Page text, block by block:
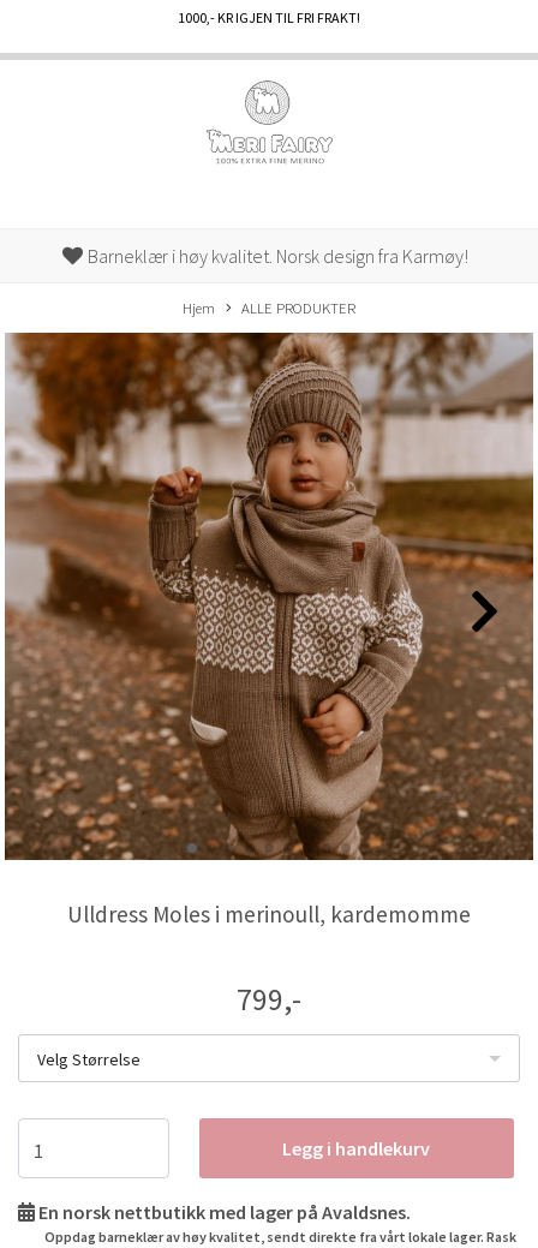
1000,- KR IGJEN TIL FRI FRAKT!
Barneklær i høy kvalitet. Norsk design fra Karmøy!
Hjem ALLE PRODUKTER
Ulldress Moles i merinoull, kardemomme
799,-
Velg Størrelse
Legg i handlekurv
En norsk nettbutikk med lager på Avaldsnes.
Oppdag barneklær av høy kvalitet, sendt direkte fra vårt lokale lager. Rask